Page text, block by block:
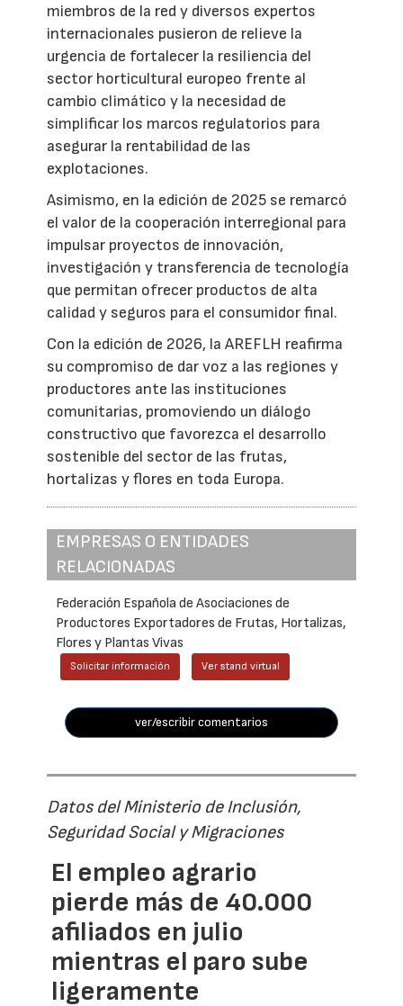
miembros de la red y diversos expertos
internacionales pusieron de relieve la
urgencia de fortalecer la resiliencia del
sector horticultural europeo frente al
cambio climático y la necesidad de
simplificar los marcos regulatorios para
asegurar la rentabilidad de las
explotaciones.
Asimismo, en la edición de 2025 se remarcó
el valor de la cooperación interregional para
impulsar proyectos de innovación,
investigación y transferencia de tecnología
que permitan ofrecer productos de alta
calidad y seguros para el consumidor final.
Con la edición de 2026, la AREFLH reafirma
su compromiso de dar voz a las regiones y
productores ante las instituciones
comunitarias, promoviendo un diálogo
constructivo que favorezca el desarrollo
sostenible del sector de las frutas,
hortalizas y flores en toda Europa.
EMPRESAS O ENTIDADES
RELACIONADAS
Federación Española de Asociaciones de
Productores Exportadores de Frutas, Hortalizas,
Flores y Plantas Vivas
Solicitar información Ver stand virtual
ver/escribir comentarios
Datos del Ministerio de Inclusión,
Seguridad Social y Migraciones
El empleo agrario
pierde más de 40.000
afiliados en julio
mientras el paro sube
ligeramente